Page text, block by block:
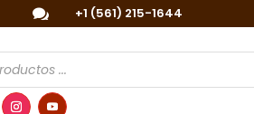
 +1 (561) 215-1644